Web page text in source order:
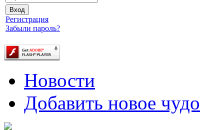
Регистрация
Забыли пароль?
Новости
Добавить новое чудо